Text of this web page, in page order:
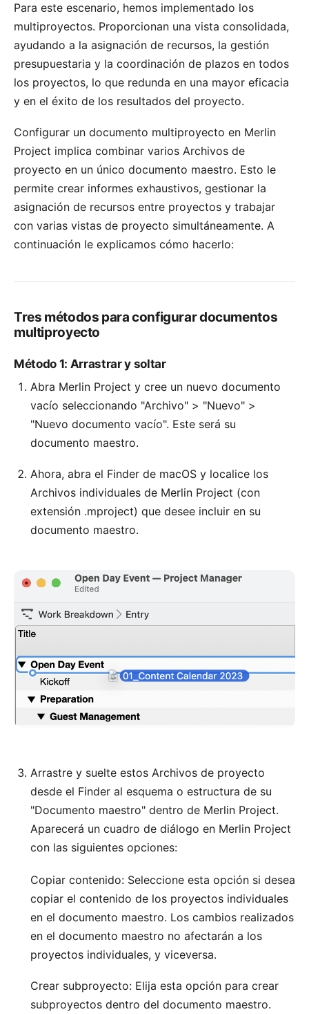
Para este escenario, hemos implementado los
multiproyectos. Proporcionan una vista consolidada,
ayudando a la asignación de recursos, la gestión
presupuestaria y la coordinación de plazos en todos
los proyectos, lo que redunda en una mayor eficacia
y en el éxito de los resultados del proyecto.
Configurar un documento multiproyecto en Merlin
Project implica combinar varios Archivos de
proyecto en un único documento maestro. Esto le
permite crear informes exhaustivos, gestionar la
asignación de recursos entre proyectos y trabajar
con varias vistas de proyecto simultáneamente. A
continuación le explicamos cómo hacerlo:
Tres métodos para configurar documentos
multiproyecto
Método 1: Arrastrar y soltar
Abra Merlin Project y cree un nuevo documento
vacío seleccionando "Archivo" > "Nuevo" >
"Nuevo documento vacío". Este será su
documento maestro.
Ahora, abra el Finder de macOS y localice los
Archivos individuales de Merlin Project (con
extensión .mproject) que desee incluir en su
documento maestro.
Arrastre y suelte estos Archivos de proyecto
desde el Finder al esquema o estructura de su
"Documento maestro" dentro de Merlin Project.
Aparecerá un cuadro de diálogo en Merlin Project
con las siguientes opciones:
Copiar contenido: Seleccione esta opción si desea
copiar el contenido de los proyectos individuales
en el documento maestro. Los cambios realizados
en el documento maestro no afectarán a los
proyectos individuales, y viceversa.
Crear subproyecto: Elija esta opción para crear
subproyectos dentro del documento maestro.